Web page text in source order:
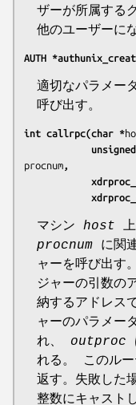
ザーが所属する
他のユーザーに
AUTH
適切なパラメー
呼び出す。
int callrpc(char *
procnum ,
マシン host
procnum に関
ャーを呼び出す
ジャーの引数の
納するアドレス
ャーのパラメー
れ、 outproc
れる。 このルー
返す。失敗した
整数にキャスト